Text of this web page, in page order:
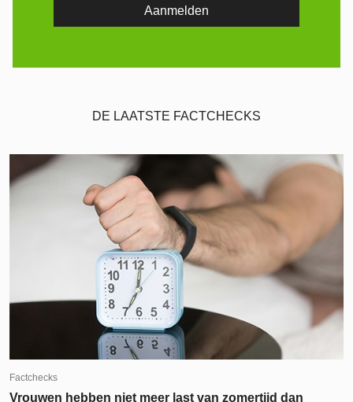
DE LAATSTE FACTCHECKS
Factchecks
Vrouwen hebben niet meer last van zomertijd dan